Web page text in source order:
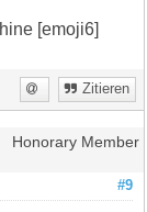
[emoji6]
Zitieren
Honorary Member
#9